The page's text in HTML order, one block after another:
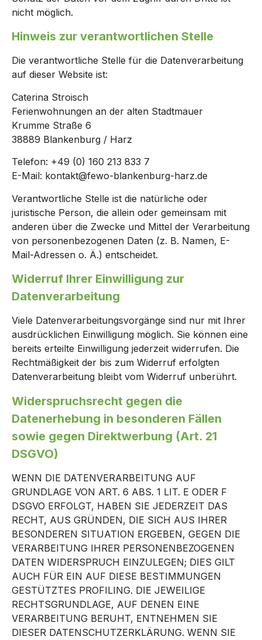
nicht möglich.
Hinweis zur verantwortlichen Stelle
Die verantwortliche Stelle für die Datenverarbeitung
auf dieser Website ist:
Caterina Stroisch
Ferienwohnungen an der alten Stadtmauer
Krumme Straße 6
38889 Blankenburg / Harz
Telefon: +49 (0) 160 213 833 7
E-Mail: kontakt@fewo-blankenburg-harz.de
Verantwortliche Stelle ist die natürliche oder
juristische Person, die allein oder gemeinsam mit
anderen über die Zwecke und Mittel der Verarbeitung
von personenbezogenen Daten (z. B. Namen, E-
Mail-Adressen o. Ä.) entscheidet.
Widerruf Ihrer Einwilligung zur
Datenverarbeitung
Viele Datenverarbeitungsvorgänge sind nur mit Ihrer
ausdrücklichen Einwilligung möglich. Sie können eine
bereits erteilte Einwilligung jederzeit widerrufen. Die
Rechtmäßigkeit der bis zum Widerruf erfolgten
Datenverarbeitung bleibt vom Widerruf unberührt.
Widerspruchsrecht gegen die
Datenerhebung in besonderen Fällen
sowie gegen Direktwerbung (Art. 21
DSGVO)
WENN DIE DATENVERARBEITUNG AUF
GRUNDLAGE VON ART. 6 ABS. 1 LIT. E ODER F
DSGVO ERFOLGT, HABEN SIE JEDERZEIT DAS
RECHT, AUS GRÜNDEN, DIE SICH AUS IHRER
BESONDEREN SITUATION ERGEBEN, GEGEN DIE
VERARBEITUNG IHRER PERSONENBEZOGENEN
DATEN WIDERSPRUCH EINZULEGEN; DIES GILT
AUCH FÜR EIN AUF DIESE BESTIMMUNGEN
GESTÜTZTES PROFILING. DIE JEWEILIGE
RECHTSGRUNDLAGE, AUF DENEN EINE
VERARBEITUNG BERUHT, ENTNEHMEN SIE
DIESER DATENSCHUTZERKLÄRUNG. WENN SIE